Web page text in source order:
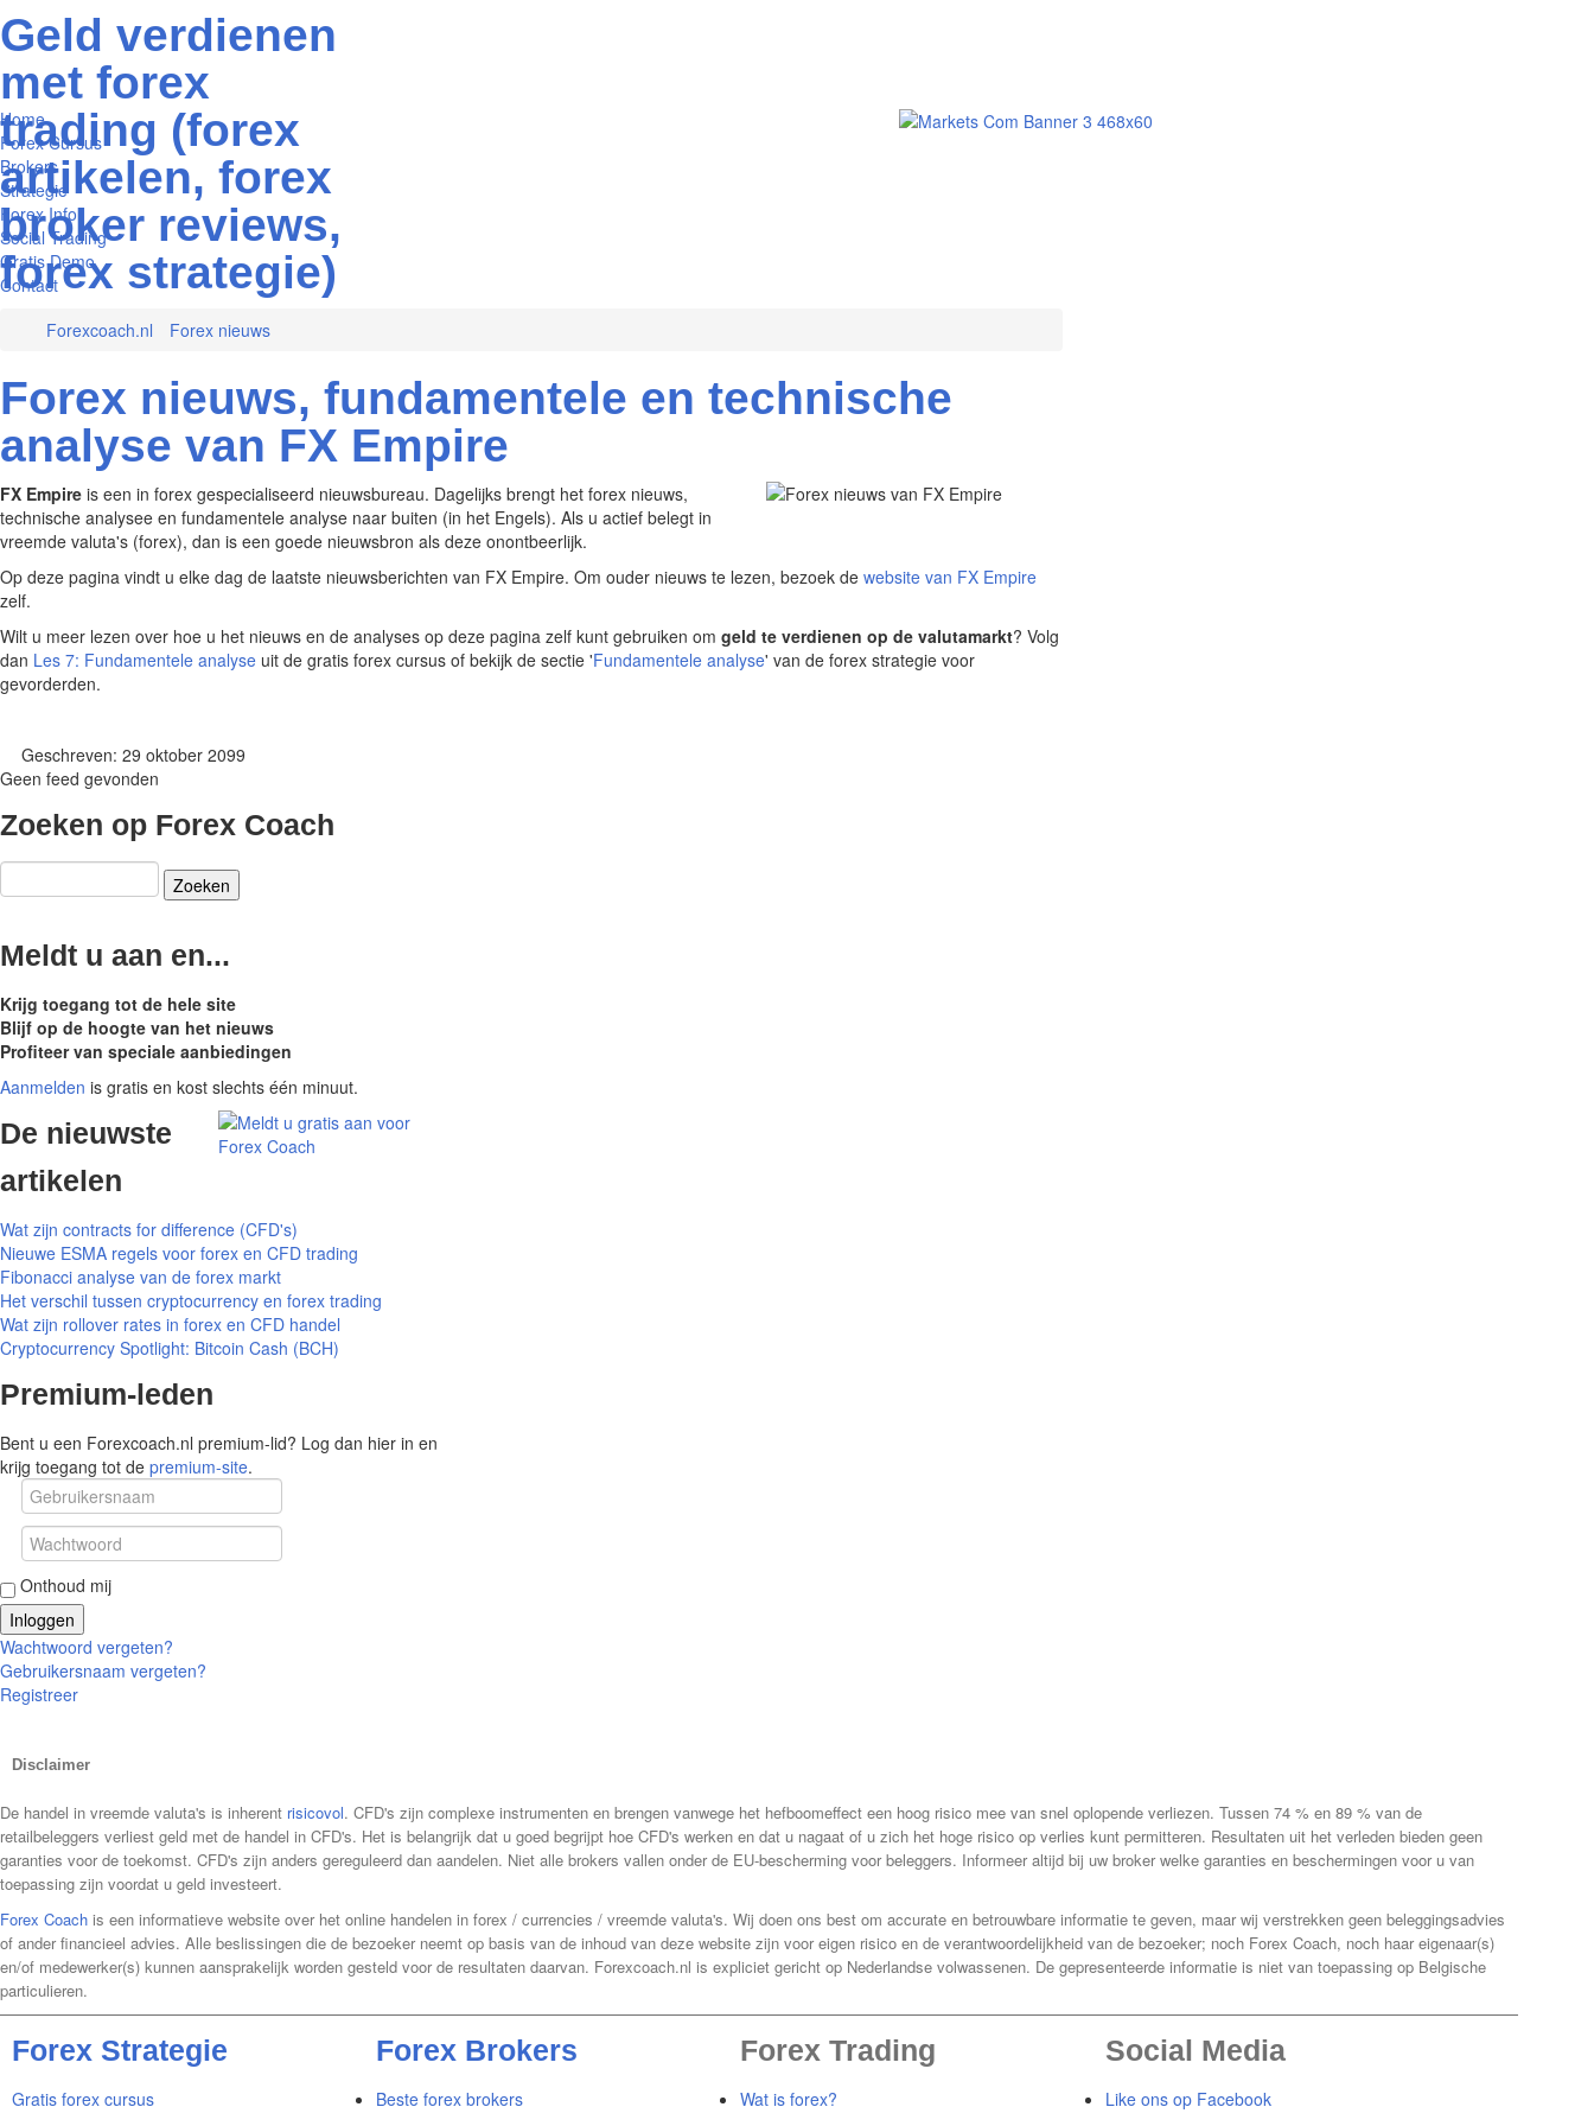
Geld verdienen
met forex
trading (forex
artikelen, forex
broker reviews,
forex strategie)
Home
Forex Cursus
Brokers
Strategie
Forex Info
Social Trading
Gratis Demo
Contact
Forexcoach.nl
Forex nieuws
Forex nieuws, fundamentele en technische
analyse van FX Empire
FX Empire is een in forex gespecialiseerd nieuwsbureau. Dagelijks brengt het forex nieuws,
technische analysee en fundamentele analyse naar buiten (in het Engels). Als u actief belegt in
vreemde valuta's (forex), dan is een goede nieuwsbron als deze onontbeerlijk.
Op deze pagina vindt u elke dag de laatste nieuwsberichten van FX Empire. Om ouder nieuws te lezen, bezoek de website van FX Empire
zelf.
Wilt u meer lezen over hoe u het nieuws en de analyses op deze pagina zelf kunt gebruiken om geld te verdienen op de valutamarkt? Volg
dan Les 7: Fundamentele analyse uit de gratis forex cursus of bekijk de sectie 'Fundamentele analyse' van de forex strategie voor
gevorderden.
Geschreven: 29 oktober 2099
Geen feed gevonden
Zoeken op Forex Coach
Meldt u aan en...
Krijg toegang tot de hele site
Blijf op de hoogte van het nieuws
Profiteer van speciale aanbiedingen
Aanmelden is gratis en kost slechts één minuut.
De nieuwste
artikelen
Wat zijn contracts for difference (CFD's)
Nieuwe ESMA regels voor forex en CFD trading
Fibonacci analyse van de forex markt
Het verschil tussen cryptocurrency en forex trading
Wat zijn rollover rates in forex en CFD handel
Cryptocurrency Spotlight: Bitcoin Cash (BCH)
Premium-leden
Bent u een Forexcoach.nl premium-lid? Log dan hier in en
krijg toegang tot de premium-site.
Onthoud mij
Inloggen
Wachtwoord vergeten?
Gebruikersnaam vergeten?
Registreer
Disclaimer
De handel in vreemde valuta's is inherent risicovol. CFD's zijn complexe instrumenten en brengen vanwege het hefboomeffect een hoog risico mee van snel oplopende verliezen. Tussen 74 % en 89 % van de
retailbeleggers verliest geld met de handel in CFD's. Het is belangrijk dat u goed begrijpt hoe CFD's werken en dat u nagaat of u zich het hoge risico op verlies kunt permitteren. Resultaten uit het verleden bieden geen
garanties voor de toekomst. CFD's zijn anders gereguleerd dan aandelen. Niet alle brokers vallen onder de EU-bescherming voor beleggers. Informeer altijd bij uw broker welke garanties en beschermingen voor u van
toepassing zijn voordat u geld investeert.
Forex Coach is een informatieve website over het online handelen in forex / currencies / vreemde valuta's. Wij doen ons best om accurate en betrouwbare informatie te geven, maar wij verstrekken geen beleggingsadvies
of ander financieel advies. Alle beslissingen die de bezoeker neemt op basis van de inhoud van deze website zijn voor eigen risico en de verantwoordelijkheid van de bezoeker; noch Forex Coach, noch haar eigenaar(s)
en/of medewerker(s) kunnen aansprakelijk worden gesteld voor de resultaten daarvan. Forexcoach.nl is expliciet gericht op Nederlandse volwassenen. De gepresenteerde informatie is niet van toepassing op Belgische
particulieren.
Forex Strategie
Gratis forex cursus
Forex Brokers
Beste forex brokers
Forex Trading
Wat is forex?
Social Media
Like ons op Facebook